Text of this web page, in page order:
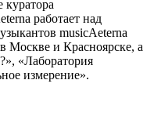
куратора
работает над
musicAeterna
Москве и Красноярске, а
«Лаборатория
измерение».